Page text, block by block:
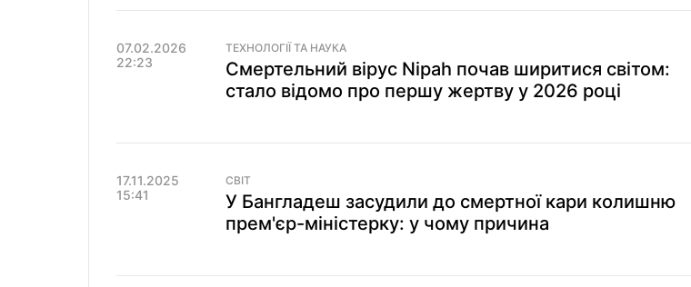
07.02.2026
22:23
ТЕХНОЛОГІЇ ТА НАУКА
Смертельний вірус Nipah почав ширитися світом:
стало відомо про першу жертву у 2026 році
17.11.2025
15:41
СВІТ
У Бангладеш засудили до смертної кари колишню
прем'єр-міністерку: у чому причина